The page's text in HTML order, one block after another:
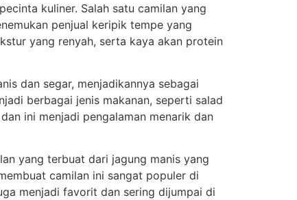
kuliner. Salah satu camilan yang
penjual keripik tempe yang
yang renyah, serta kaya akan protein
dan segar, menjadikannya sebagai
berbagai jenis makanan, seperti salad
ini menjadi pengalaman menarik dan
yang terbuat dari jagung manis yang
camilan ini sangat populer di
menjadi favorit dan sering dijumpai di